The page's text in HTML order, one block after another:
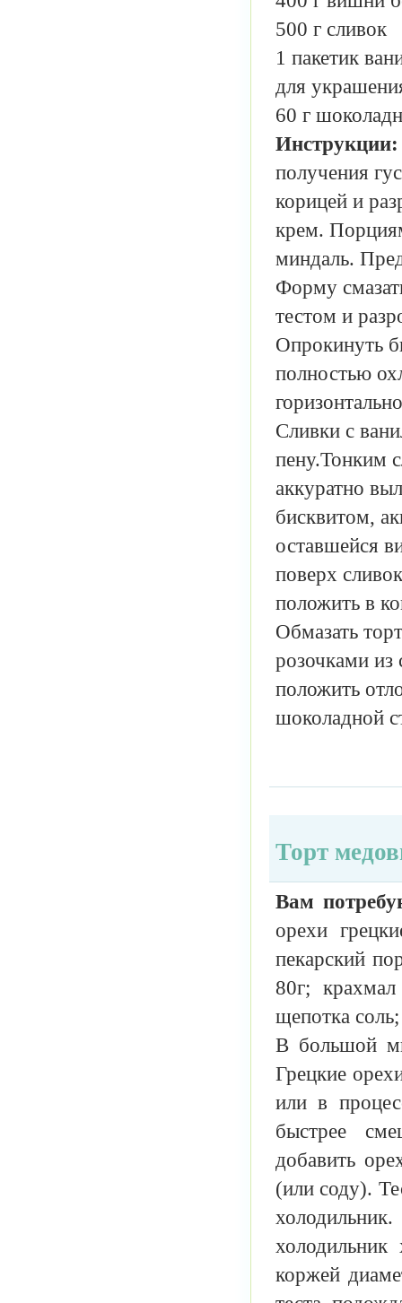
500 г сливок
1 пакетик
для
60 г
получения
корицей и
крем.
миндаль.
Форму
тестом и
Опрокинуть
полностью
Сливки с
пену.Тонким
аккуратно
бисквитом,
оставшейся
поверх
положить в
Обмазать
розочками из
положить
шоколадной
Торт
Вам
орехи
пекарский
80г;
щепотка
В большой
Грецкие
или в
быстрее
добавить
(или соду).
коржей